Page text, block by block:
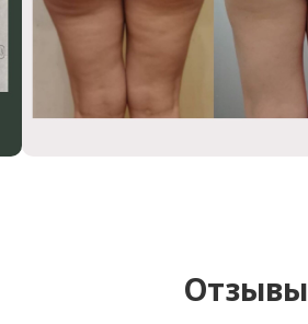
Отзывы